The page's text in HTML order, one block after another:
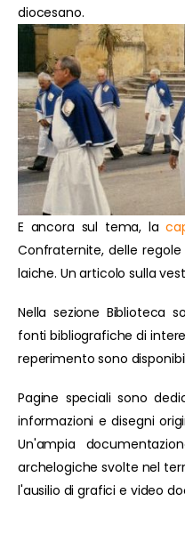
diocesano.
E ancora sul tema, la
Confraternite, delle
laiche. Un articolo sulla
Nella sezione Biblioteca
fonti bibliografiche di
reperimento sono
Pagine speciali sono
informazioni e disegni
Un'ampia
archelogiche svolte nel
l'ausilio di grafici e video